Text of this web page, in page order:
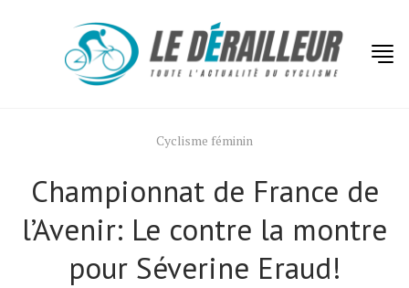
Cyclisme féminin
Championnat de France de
l’Avenir: Le contre la montre
pour Séverine Eraud!